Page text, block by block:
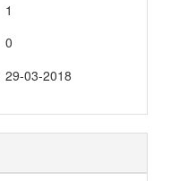
1
0
29-03-2018